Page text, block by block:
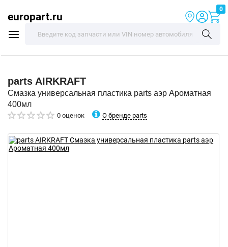
europart.ru
0
parts AIRKRAFT
Смазка универсальная пластика parts аэр Ароматная
400мл
0 оценок О бренде parts